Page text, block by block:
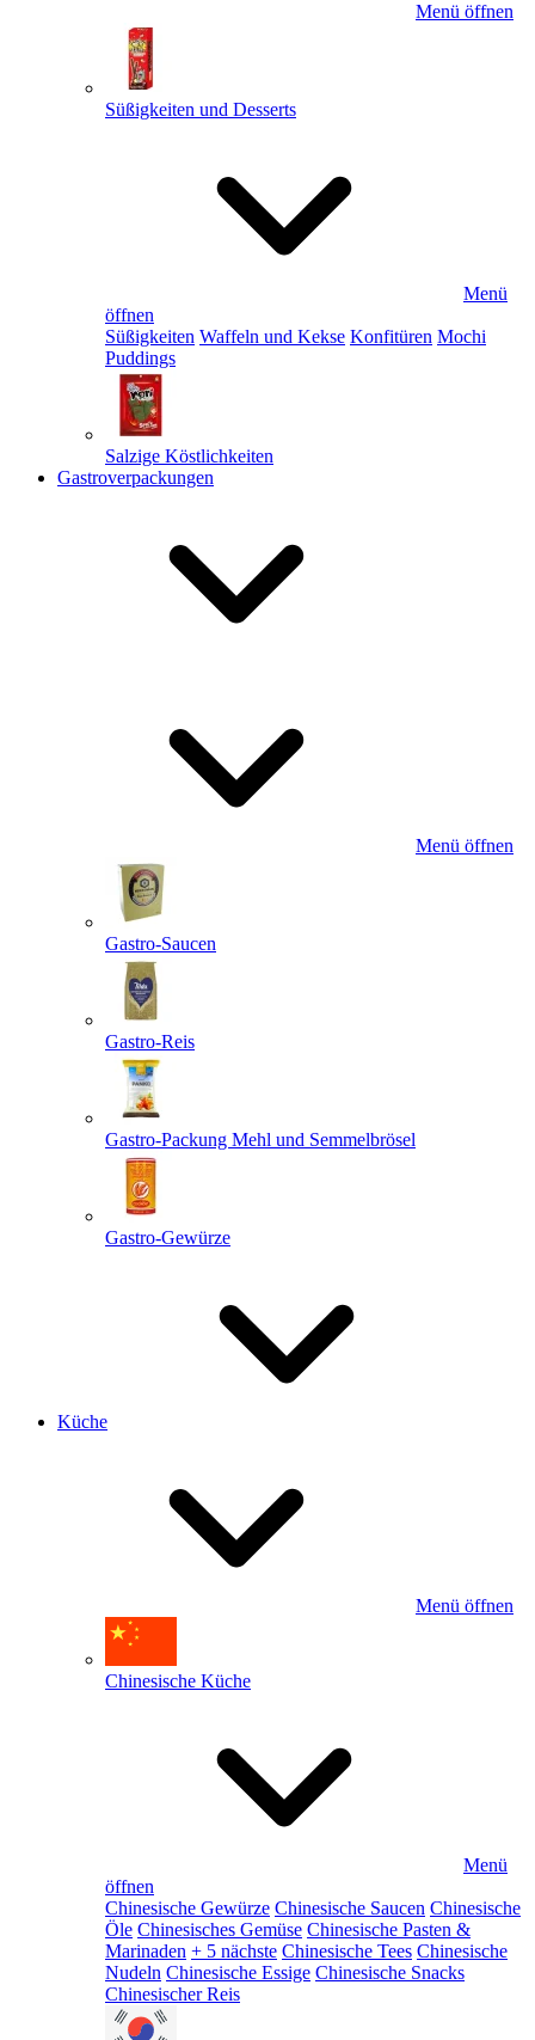
Menü öffnen
Süßigkeiten und Desserts
Menü
öffnen
Süßigkeiten Waffeln und Kekse Konfitüren Mochi
Puddings
Salzige Köstlichkeiten
Gastroverpackungen
Menü öffnen
Gastro-Saucen
Gastro-Reis
Gastro-Packung Mehl und Semmelbrösel
Gastro-Gewürze
Küche
Menü öffnen
Chinesische Küche
Menü
öffnen
Chinesische Gewürze Chinesische Saucen Chinesische
Öle Chinesisches Gemüse Chinesische Pasten &
Marinaden + 5 nächste Chinesische Tees Chinesische
Nudeln Chinesische Essige Chinesische Snacks
Chinesischer Reis